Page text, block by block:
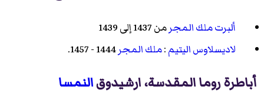
ألبرت ملك المجرمن 1437 إلى 1439
لاديسلاوس اليتيم:ملك المجر
أباطرة روما المقدسة، ارشيدوقالنمسا